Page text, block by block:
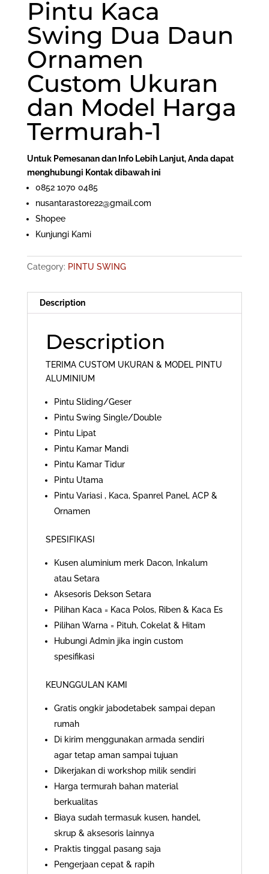
Pintu Kaca
Swing Dua Daun
Ornamen
Custom Ukuran
dan Model Harga
Termurah-1
Untuk Pemesanan dan Info Lebih Lanjut, Anda dapat
menghubungi Kontak dibawah ini
0852 1070 0485
nusantarastore22@gmail.com
Shopee
Kunjungi Kami
Category: PINTU SWING
Description
Description
TERIMA CUSTOM UKURAN & MODEL PINTU
ALUMINIUM
Pintu Sliding/Geser
Pintu Swing Single/Double
Pintu Lipat
Pintu Kamar Mandi
Pintu Kamar Tidur
Pintu Utama
Pintu Variasi , Kaca, Spanrel Panel, ACP &
Ornamen
SPESIFIKASI
Kusen aluminium merk Dacon, Inkalum
atau Setara
Aksesoris Dekson Setara
Pilihan Kaca = Kaca Polos, Riben & Kaca Es
Pilihan Warna = Pituh, Cokelat & Hitam
Hubungi Admin jika ingin custom
spesifikasi
KEUNGGULAN KAMI
Gratis ongkir jabodetabek sampai depan
rumah
Di kirim menggunakan armada sendiri
agar tetap aman sampai tujuan
Dikerjakan di workshop milik sendiri
Harga termurah bahan material
berkualitas
Biaya sudah termasuk kusen, handel,
skrup & aksesoris lainnya
Praktis tinggal pasang saja
Pengerjaan cepat & rapih